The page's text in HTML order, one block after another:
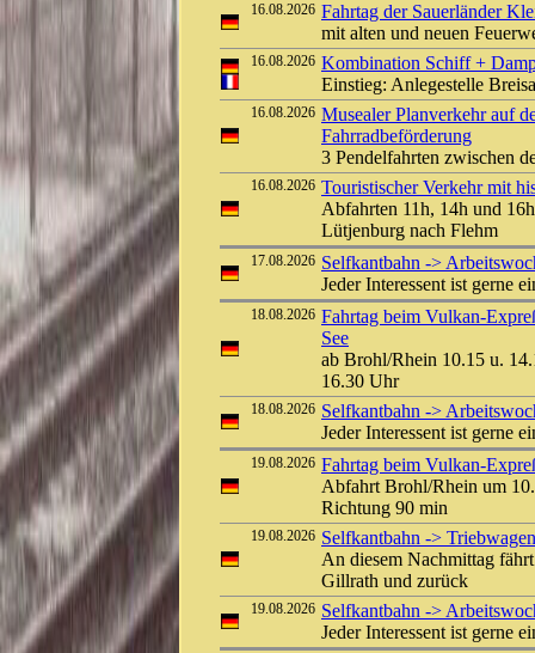
16.08.2026 Fahrtag der Sauerländer
mit alten und neuen
16.08.2026 Kombination Schiff +
Einstieg: Anlegestelle
16.08.2026 Musealer Planverkehr auf
Fahrradbeförderung
3 Pendelfahrten zwischen
16.08.2026 Touristischer Verkehr mit
Abfahrten 11h, 14h und
Lütjenburg nach Flehm
17.08.2026 Selfkantbahn ->
Jeder Interessent ist gerne
18.08.2026 Fahrtag beim Vulkan-
See
ab Brohl/Rhein 10.15 u.
16.30 Uhr
18.08.2026 Selfkantbahn ->
Jeder Interessent ist gerne
19.08.2026 Fahrtag beim Vulkan-
Abfahrt Brohl/Rhein um
Richtung 90 min
19.08.2026 Selfkantbahn ->
An diesem Nachmittag
Gillrath und zurück
19.08.2026 Selfkantbahn ->
Jeder Interessent ist gerne